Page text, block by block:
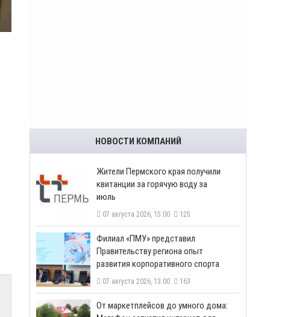
НОВОСТИ КОМПАНИЙ
​Жители Пермского края получили
квитанции за горячую воду за
июль
07 августа 2026, 15:00 125
​Филиал «ПМУ» представил
Правительству региона опыт
развития корпоративного спорта
07 августа 2026, 13:00 163
От маркетплейсов до умного дома: